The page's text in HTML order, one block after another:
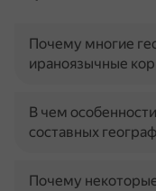
Почему многие
ираноязычные
В чем
составных
Почему